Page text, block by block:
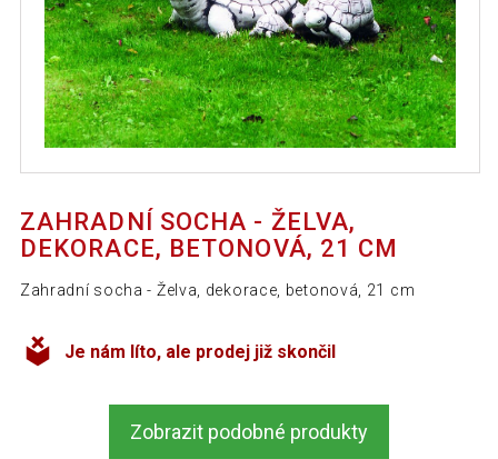
ZAHRADNÍ SOCHA - ŽELVA,
DEKORACE, BETONOVÁ, 21 CM
Zahradní socha - Želva, dekorace, betonová, 21 cm
Je nám líto, ale prodej již skončil
Zobrazit podobné produkty